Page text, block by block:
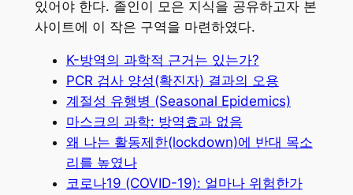
있어야 한다. 졸인이 모은 지식을 공유하고자 본
사이트에 이 작은 구역을 마련하였다.
K-방역의 과학적 근거는 있는가?
PCR 검사 양성(확진자) 결과의 오용
계절성 유행병 (Seasonal Epidemics)
마스크의 과학: 방역효과 없음
왜 나는 활동제한(lockdown)에 반대 목소
리를 높였나
코로나19 (COVID-19): 얼마나 위험한가